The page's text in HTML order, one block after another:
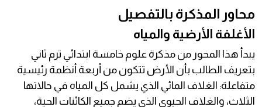
محاور المذكرة بالتفصيل
الأغلفة الأرضية والمياه
يبدأ هذا المحور من مذكرة علوم خامسة ابتدائي ترم ثاني
بتعريف الطالب بأن الأرض تتكون من أربعة أنظمة رئيسية
متفاعلة: الغلاف المائي الذي يشمل كل المياه في حالاتها
الثلاث، والغلاف الحيوي الذي يضم جميع الكائنات الحية،